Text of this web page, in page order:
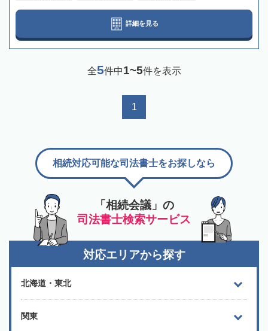
詳細を見る
全5件中1~5件を表示
1
「相続会議」の
司法書士検索サービス
相続対応可能な司法書士をお探しなら
対応エリアから探す
北海道・東北
関東